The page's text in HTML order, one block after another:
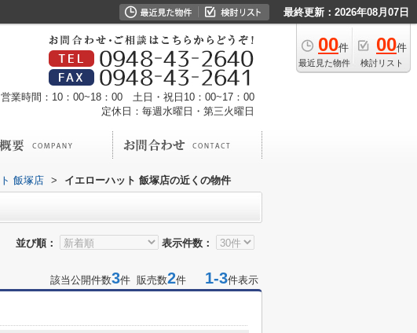
最終更新：2026年08月07日
00件
最近見た物件
00件
検討リスト
営業時間：10：00~18：00 土日・祝日10：00~17：00
定休日：毎週水曜日・第三火曜日
飯塚店 > イエローハット 飯塚店の近くの物件
並び順： 表示件数：
該当公開件数3件 販売数2件 1-3件表示